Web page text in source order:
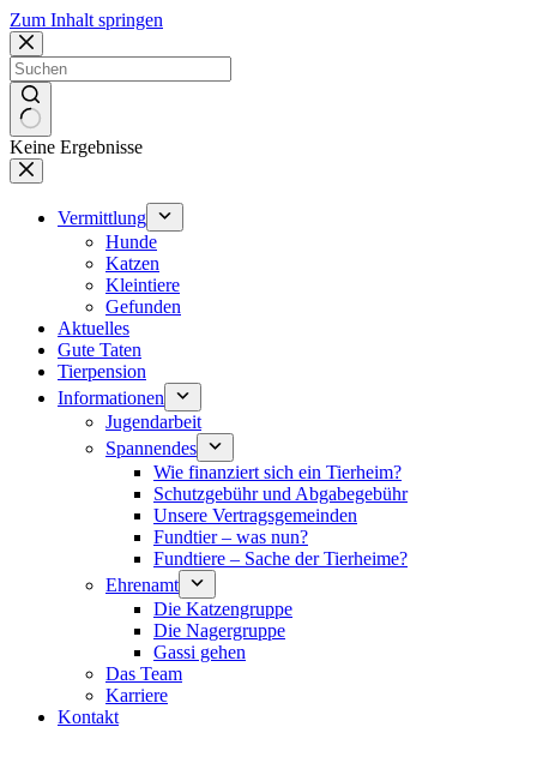
Zum Inhalt springen
Keine Ergebnisse
Vermittlung
Hunde
Katzen
Kleintiere
Gefunden
Aktuelles
Gute Taten
Tierpension
Informationen
Jugendarbeit
Spannendes
Wie finanziert sich ein Tierheim?
Schutzgebühr und Abgabegebühr
Unsere Vertragsgemeinden
Fundtier – was nun?
Fundtiere – Sache der Tierheime?
Ehrenamt
Die Katzengruppe
Die Nagergruppe
Gassi gehen
Das Team
Karriere
Kontakt